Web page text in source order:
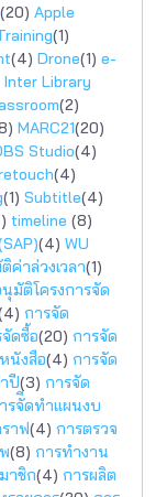
(20) Apple
(1)
(4) Drone(1) e-
Inter Library
(2)
MARC21(20)
Studio(4)
(4)
(1) Subtitle(4)
timeline (8)
(4) WU
ค่าล่วงเวลา(1)
มัติโครงการจัด
การจัด
ดซื้อ(20) การจัด
นังสือ(4) การจัด
ปี(3) การจัด
รจัีดทำแผนงบ
าฟ(4) การตรวจ
(8) การทำงาน
าชิก(4) การผลิต